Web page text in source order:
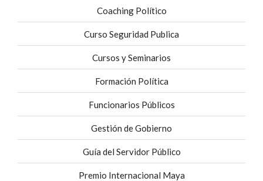
Coaching Político
Curso Seguridad Publica
Cursos y Seminarios
Formación Política
Funcionarios Públicos
Gestión de Gobierno
Guía del Servidor Público
Premio Internacional Maya